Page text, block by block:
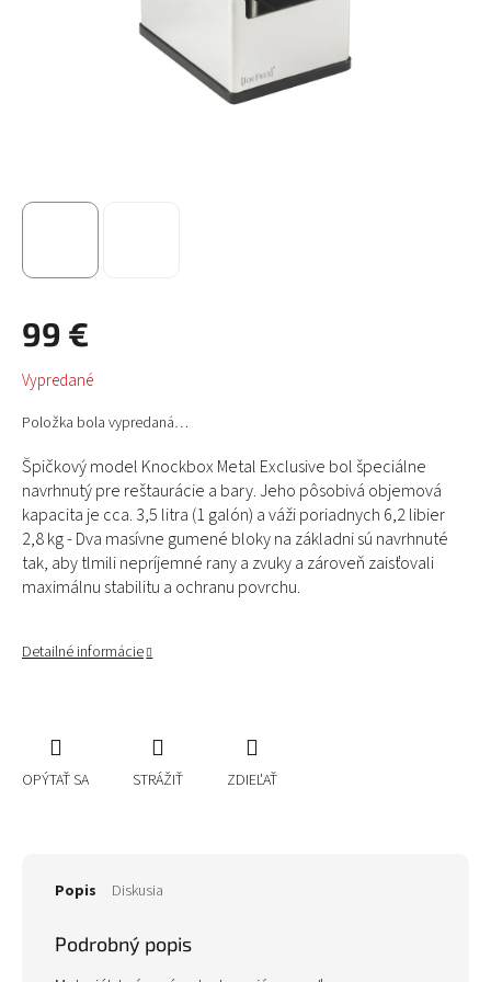
99 €
Jednotková
cena:
Vypredané
Položka bola vypredaná…
Špičkový model Knockbox Metal Exclusive bol špeciálne
navrhnutý pre reštaurácie a bary. Jeho pôsobivá objemová
kapacita je cca. 3,5 litra (1 galón) a váži poriadnych 6,2 libier
2,8 kg - Dva masívne gumené bloky na základni sú navrhnuté
tak, aby tlmili nepríjemné rany a zvuky a zároveň zaisťovali
maximálnu stabilitu a ochranu povrchu.
Detailné informácie
OPÝTAŤ SA STRÁŽIŤ ZDIEĽAŤ
Popis Diskusia
Podrobný popis